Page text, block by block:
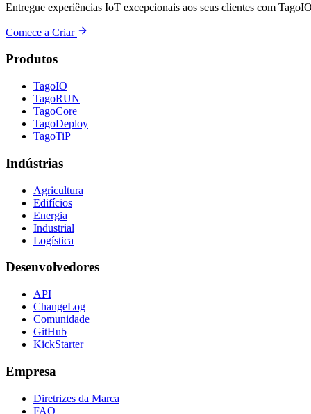
Entregue experiências IoT excepcionais aos seus clientes com
Comece a Criar
Produtos
TagoIO
TagoRUN
TagoCore
TagoDeploy
TagoTiP
Indústrias
Agricultura
Edifícios
Energia
Industrial
Logística
Desenvolvedores
API
ChangeLog
Comunidade
GitHub
KickStarter
Empresa
Diretrizes da Marca
FAQ